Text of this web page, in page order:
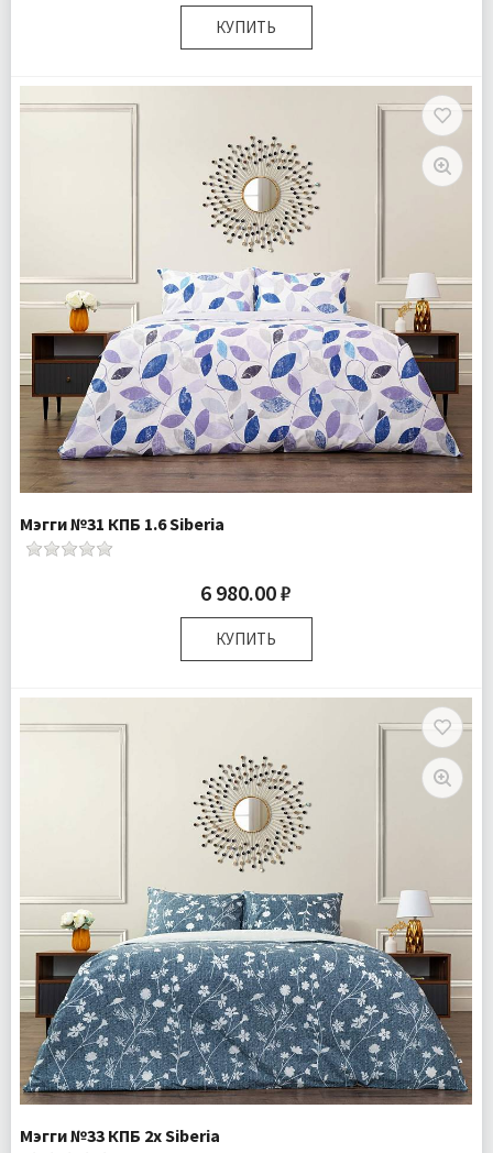
КУПИТЬ
Комплектация:
Пододеяльник 1 шт Простыня 1 шт
Наволочки 2 шт
Ранфорс
Бесплатно
Мэгги №31 КПБ 1.6 Siberia
6 980.00 ₽
КУПИТЬ
Пододеяльник 1 шт Простыня 1 шт
Наволочка 1 шт
Ранфорс
Бесплатно
Мэгги №33 КПБ 2х Siberia